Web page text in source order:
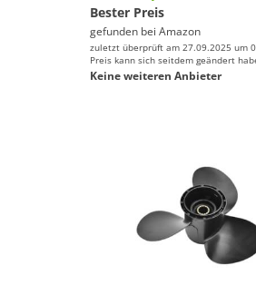
Bester Preis
gefunden bei Amazon
zuletzt überprüft am 27.09.2025 um
Preis kann sich seitdem geändert
Keine weiteren Anbieter